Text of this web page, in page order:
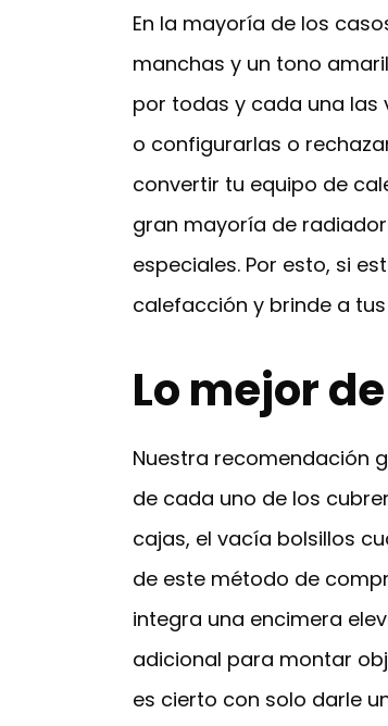
En la mayoría de los
manchas y un tono
por todas y cada una las
o configurarlas o
convertir tu equipo de
gran mayoría de
especiales. Por esto, si
calefacción y brinde a
Lo mejor
Nuestra recomendación
de cada uno de los
cajas, el vacía bolsillos
de este método de
integra una encimera
adicional para montar
es cierto con solo darle